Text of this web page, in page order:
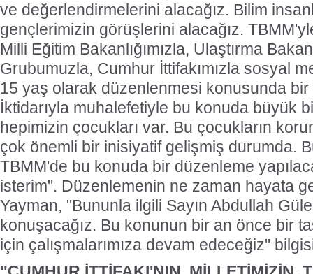
ve değerlendirmelerini alacağız. Bilim
gençlerimizin görüşlerini alacağız.
Milli Eğitim Bakanlığımızla, Ulaştırma
Grubumuzla, Cumhur İttifakımızla sosyal
15 yaş olarak düzenlenmesi konusunda
İktidarıyla muhalefetiyle bu konuda büyük
hepimizin çocukları var. Bu çocukların
çok önemli bir inisiyatif gelişmiş durumda.
TBMM'de bu konuda bir düzenleme
isterim". Düzenlemenin ne zaman hayata
Yayman, "Bununla ilgili Sayın Abdullah
konuşacağız. Bu konunun bir an önce bir
için çalışmalarımıza devam edeceğiz"